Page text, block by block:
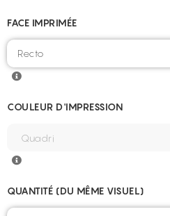
FACE IMPRIMÉE
COULEUR D'IMPRESSION
QUANTITÉ (DU MÊME VISUEL)